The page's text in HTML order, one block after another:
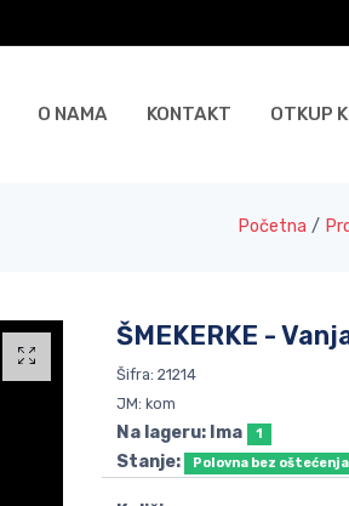
O NAMA KONTAKT OTKUP
Početna /
ŠMEKERKE -
Šifra: 21214
JM: kom
Na lageru: Ima 1
Stanje: Polovna bez oštećenja